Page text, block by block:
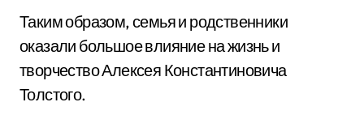
Таким образом, семья и родственники
оказали большое влияние на жизнь и
творчество Алексея Константиновича
Толстого.